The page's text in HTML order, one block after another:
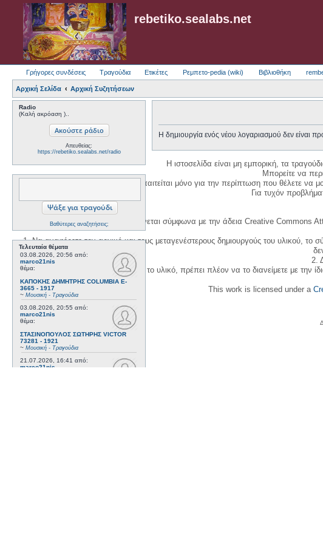
rebetiko.sealabs.net
Γρήγορες συνδέσεις Τραγούδια Ετικέτες Ρεμπετο-pedia (wiki) Βιβλιοθήκη
Αρχική Σελίδα Αρχική Συζητήσεων
Radio
(Καλή ακρόαση )..
Απευθείας:
https://rebetiko.sealabs.net/radio
Βαθύτερες αναζητήσεις;
Τελευταία θέματα
03.08.2026, 20:56 από:
marco21nis
θέμα:
ΚΑΠΟΚΗΣ ΔΗΜΗΤΡΗΣ COLUMBIA E-
3665 - 1917
~ Μουσική - Τραγούδια
03.08.2026, 20:55 από:
marco21nis
θέμα:
ΣΤΑΣΙΝΟΠΟΥΛΟΣ ΣΩΤΗΡΗΣ VICTOR
73281 - 1921
~ Μουσική - Τραγούδια
21.07.2026, 16:41 από:
marco21nis
Η δημιουργία ενός νέου λογαριασμού δεν είναι
Η ιστοσελίδα είναι μη εμπορική, τα
Μπορείτε να
Η δημιουργία λογαριασμού απαιτείται μόνο για την περίπτωση που θέλετε
Για τυχόν
Η χρήση του υλικού της σελίδας γίνεται σύμφωνα με την άδεια Creative
1. Να αναφέρετε τον αρχικό και τους μεταγενέστερους δημιουργούς του υλικού,
2.
3. Αν διασκευάσετε με κάθε τρόπο το υλικό, πρέπει πλέον να το διανείμετε με την
This work is licensed under a